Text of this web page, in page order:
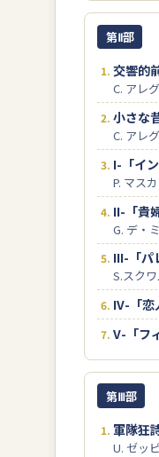
第Ⅱ部
交響的
C. アレ
小さな
C. アレ
I-「イ
P. マス
II-「貴
G. デ・
III-「パ
S.スク
IV-「恋
V-「フ
第Ⅲ部
軍隊狂
U. ゼッ